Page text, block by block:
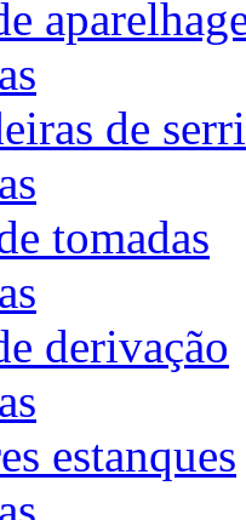
de
tomadas
derivação
estanques